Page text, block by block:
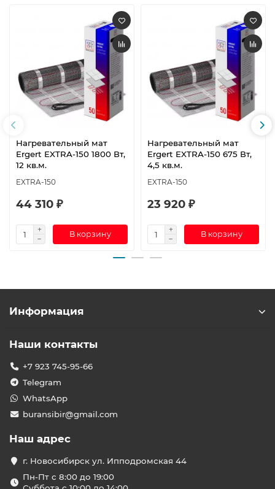
Нагревательный мат
Ergert EXTRA-150 1800 Вт,
12 кв.м.
EXTRA-150
44 310 ₽
В корзину
Нагревательный мат
Ergert EXTRA-150 675 Вт,
4,5 кв.м.
EXTRA-150
23 920 ₽
В корзину
Информация
Наши контакты
+7 923 745-95-66
Telegram
WhatsApp
buransibir@gmail.com
Наш адрес
г. Новосибирск ул. Ипподромская 44
Пн-Пт с 8:00 до 19:00